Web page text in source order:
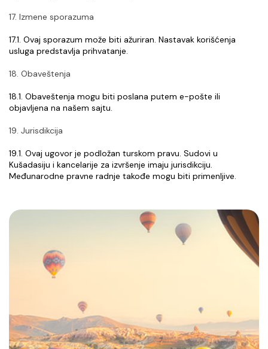
17. Izmene sporazuma
17.1. Ovaj sporazum može biti ažuriran. Nastavak korišćenja
usluga predstavlja prihvatanje.
18. Obaveštenja
18.1. Obaveštenja mogu biti poslana putem e-pošte ili
objavljena na našem sajtu.
19. Jurisdikcija
19.1. Ovaj ugovor je podložan turskom pravu. Sudovi u
Kušadasiju i kancelarije za izvršenje imaju jurisdikciju.
Međunarodne pravne radnje takođe mogu biti primenljive.